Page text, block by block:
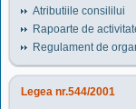
Atributiile consililui
Rapoarte de
Regulament de
Legea nr.544/2001